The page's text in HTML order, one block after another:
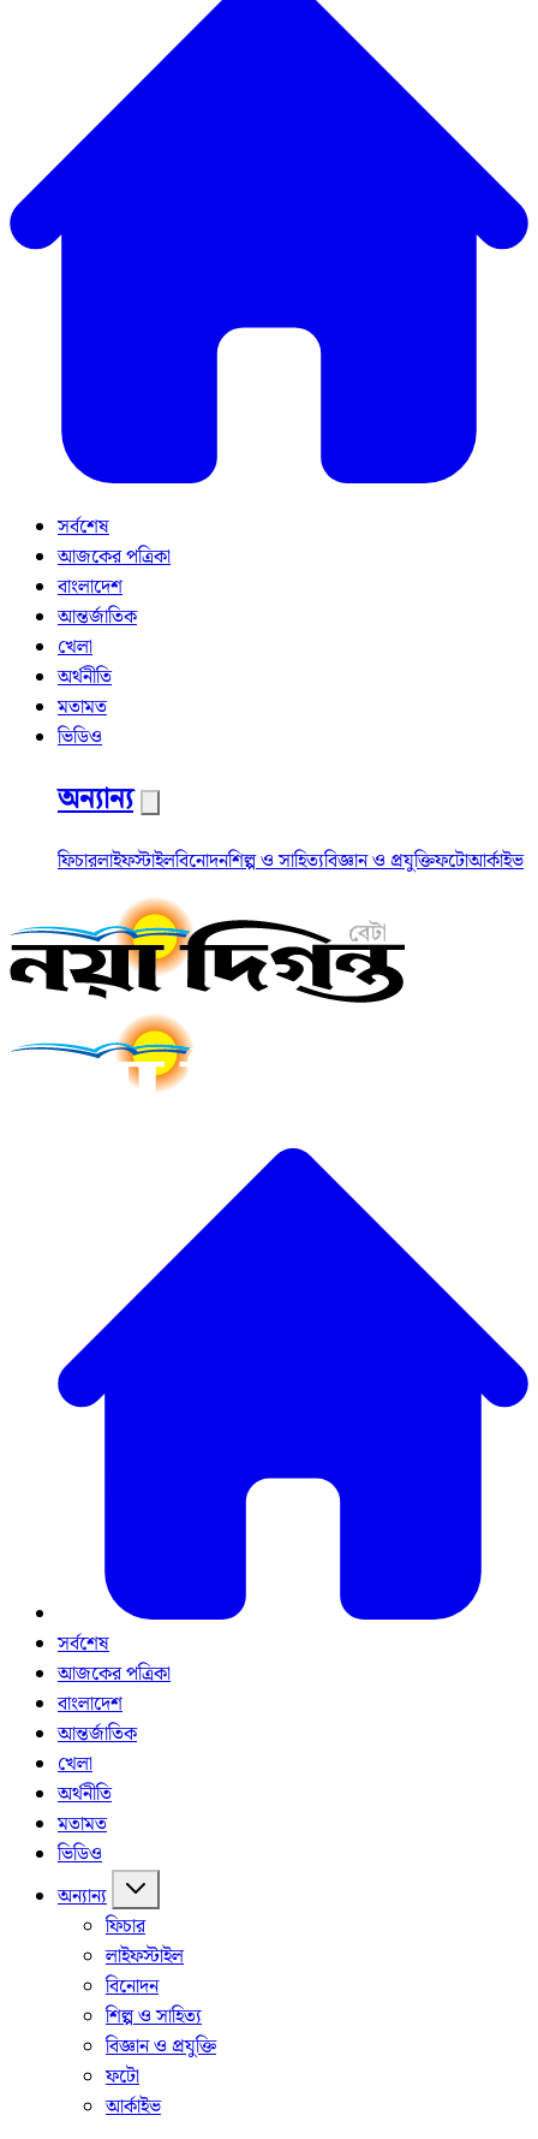
সর্বশেষ
আজকের পত্রিকা
বাংলাদেশ
আন্তর্জাতিক
খেলা
অর্থনীতি
মতামত
ভিডিও
অন্যান্য
ফিচারলাইফস্টাইলবিনোদনশিল্প ও সাহিত্যবিজ্ঞান ও প্রযুক্তিফটোআর্কাইভ
সর্বশেষ
আজকের পত্রিকা
বাংলাদেশ
আন্তর্জাতিক
খেলা
অর্থনীতি
মতামত
ভিডিও
অন্যান্য
ফিচার
লাইফস্টাইল
বিনোদন
শিল্প ও সাহিত্য
বিজ্ঞান ও প্রযুক্তি
ফটো
আর্কাইভ